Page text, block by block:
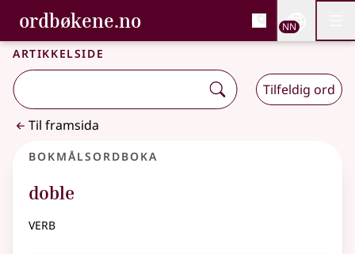
Gå til hovudinnhald
Tilgjenge
ordbøkene.no, Bokmålsordboka og
Bokmålsordboka og Nynorskordboka
NN
Artikkelside
Tilfeldig ord
Til framsida
Bokmålsordboka
doble
verb